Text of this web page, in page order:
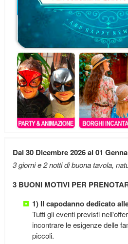
Dal 30 Dicembre 2026 al 01
3 giorni e 2 notti di buona tavola,
3 BUONI MOTIVI PER
1) Il capodanno dedicato
Tutti gli eventi previsti
incontrare le esigenze delle
piccoli.